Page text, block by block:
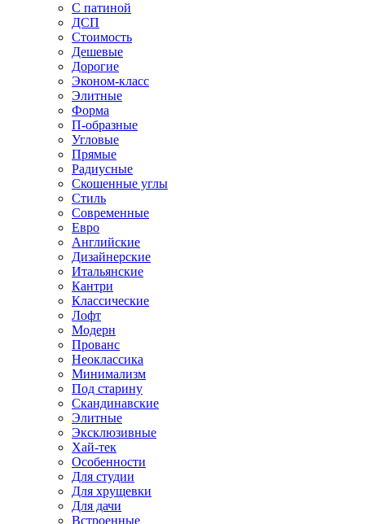
С патиной
ДСП
Стоимость
Дешевые
Дорогие
Эконом-класс
Элитные
Форма
П-образные
Угловые
Прямые
Радиусные
Скошенные углы
Стиль
Современные
Евро
Английские
Дизайнерские
Итальянские
Кантри
Классические
Лофт
Модерн
Прованс
Неоклассика
Минимализм
Под старину
Скандинавские
Элитные
Эксклюзивные
Хай-тек
Особенности
Для студии
Для хрущевки
Для дачи
Встроенные